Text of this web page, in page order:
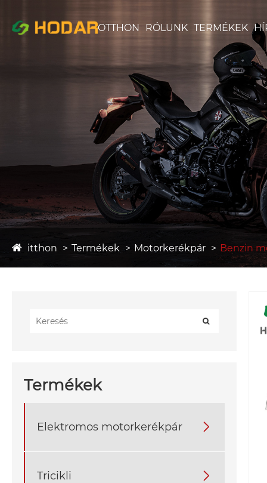
OTTHON RÓLUNK TERMÉKEK
itthon Termékek Motorkerékpár Benzin
Termékek
Elektromos motorkerékpár 
Tricikli 